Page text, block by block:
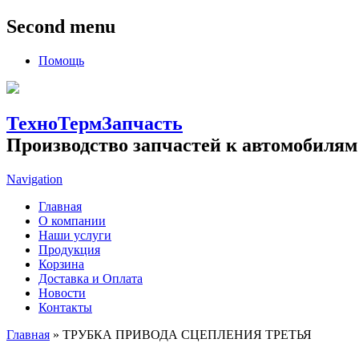
Second menu
Помощь
ТехноТермЗапчасть
Производство запчастей к
Navigation
Главная
О компании
Наши услуги
Продукция
Корзина
Доставка и Оплата
Новости
Контакты
Главная » ТРУБКА ПРИВОДА СЦЕПЛЕНИЯ ТРЕТЬЯ